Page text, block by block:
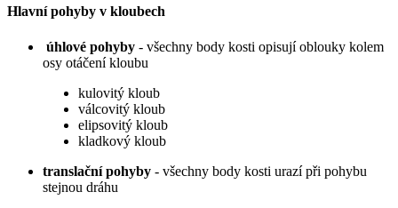
Hlavní pohyby v kloubech
úhlové pohyby - všechny body kosti opisují oblouky kolem
osy otáčení kloubu
kulovitý kloub
válcovitý kloub
elipsovitý kloub
kladkový kloub
translační pohyby - všechny body kosti urazí při pohybu
stejnou dráhu